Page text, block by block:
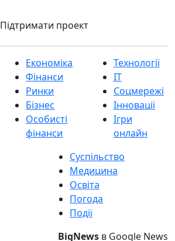
Підтримати проект
Економіка
Фінанси
Ринки
Бізнес
Особисті
фінанси
Технології
IT
Соцмережі
Інновації
Ігри
онлайн
Суспільство
Медицина
Освіта
Погода
Події
BigNews в Google News